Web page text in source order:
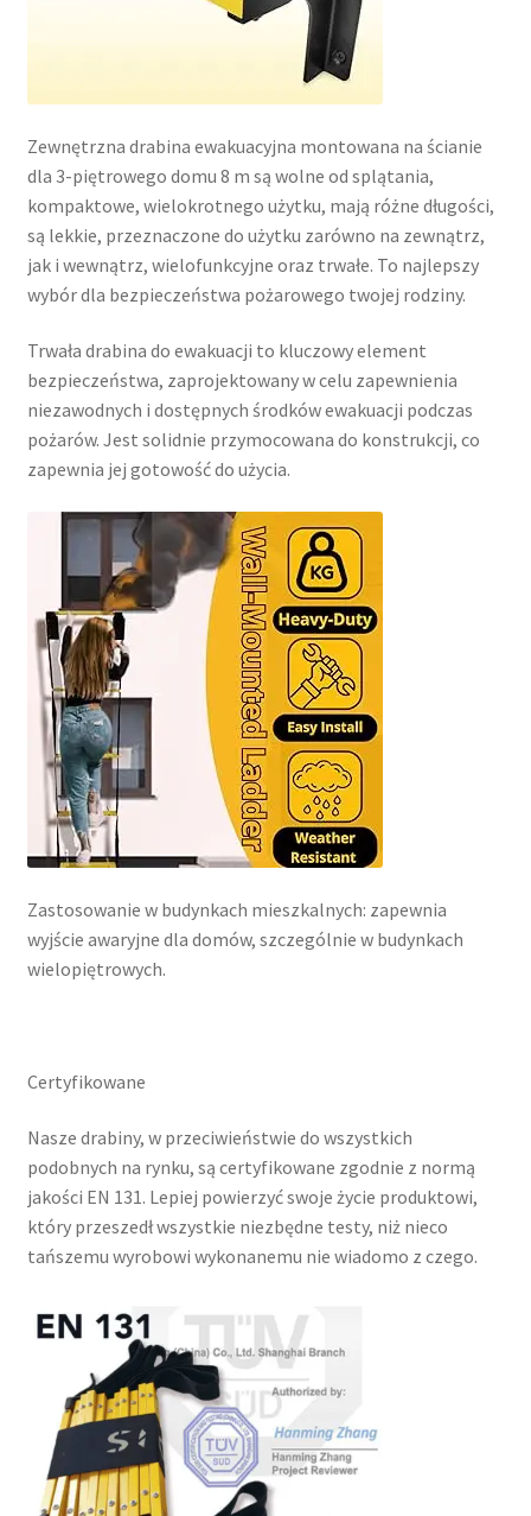
Zewnętrzna drabina ewakuacyjna montowana na ścianie
dla 3-piętrowego domu 8 m są wolne od splątania,
kompaktowe, wielokrotnego użytku, mają różne długości,
są lekkie, przeznaczone do użytku zarówno na zewnątrz,
jak i wewnątrz, wielofunkcyjne oraz trwałe. To najlepszy
wybór dla bezpieczeństwa pożarowego twojej rodziny.
Trwała drabina do ewakuacji to kluczowy element
bezpieczeństwa, zaprojektowany w celu zapewnienia
niezawodnych i dostępnych środków ewakuacji podczas
pożarów. Jest solidnie przymocowana do konstrukcji, co
zapewnia jej gotowość do użycia.
Zastosowanie w budynkach mieszkalnych: zapewnia
wyjście awaryjne dla domów, szczególnie w budynkach
wielopiętrowych.
Certyfikowane
Nasze drabiny, w przeciwieństwie do wszystkich
podobnych na rynku, są certyfikowane zgodnie z normą
jakości EN 131. Lepiej powierzyć swoje życie produktowi,
który przeszedł wszystkie niezbędne testy, niż nieco
tańszemu wyrobowi wykonanemu nie wiadomo z czego.